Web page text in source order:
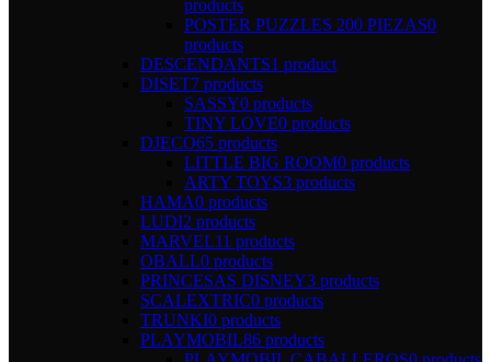
products
POSTER PUZZLES 200 PIEZAS0
products
DESCENDANTS1 product
DISET7 products
SASSY0 products
TINY LOVE0 products
DJECO65 products
LITTLE BIG ROOM0 products
ARTY TOYS3 products
HAMA0 products
LUDI2 products
MARVEL11 products
OBALL0 products
PRINCESAS DISNEY3 products
SCALEXTRIC0 products
TRUNKI0 products
PLAYMOBIL86 products